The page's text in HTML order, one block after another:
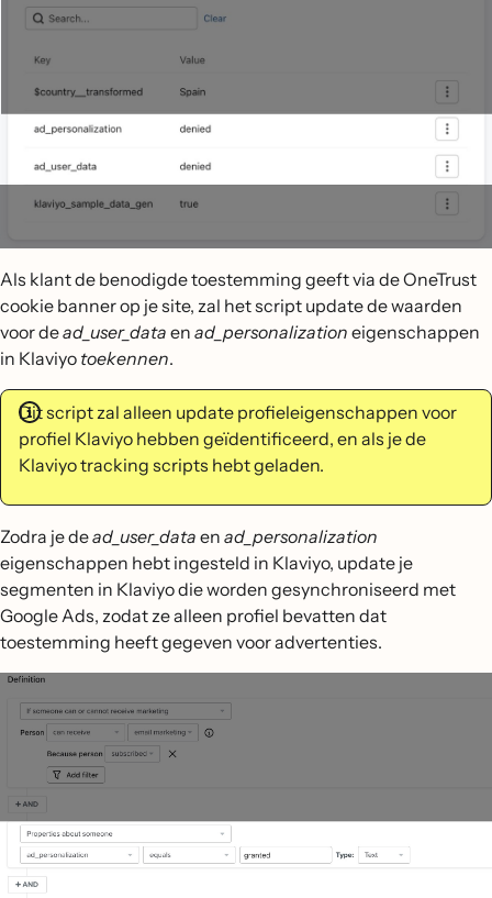
Als klant de benodigde toestemming geeft via de OneTrust
cookie banner op je site, zal het script update de waarden
voor dead_user_data en ad_personalization eigenschappen
in Klaviyo toekennen.
Dit script zal alleen update profieleigenschappen voor
profiel Klaviyo hebben geïdentificeerd, en als je de
Klaviyo tracking scripts hebt geladen.
Zodra je dead_user_data en ad_personalization
eigenschappen hebt ingesteld in Klaviyo, update je
segmenten in Klaviyo die worden gesynchroniseerd met
Google Ads, zodat ze alleen profiel bevatten dat
toestemming heeft gegeven voor advertenties.